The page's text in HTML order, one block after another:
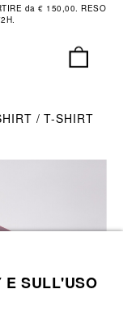
da € 150,00. RESO
T-SHIRT
E SULL'USO